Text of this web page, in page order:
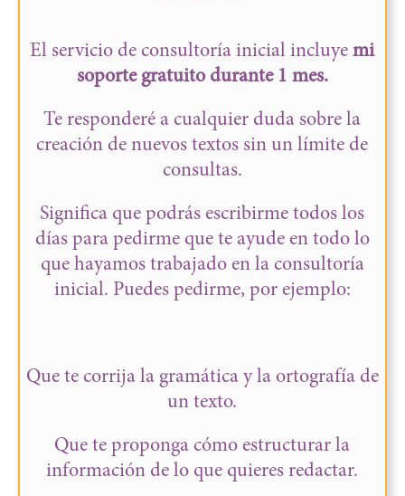
El servicio de consultoría inicial incluyemi
soporte gratuito durante 1 mes.
Te responderé a cualquier duda sobre la
creación de nuevos textos sin un límite de
consultas.
Significa que podrás escribirme todos los
días para pedirme que te ayude en todo lo
que hayamos trabajado en la consultoría
inicial. Puedes pedirme, por ejemplo:
Que te corrija la gramática y la ortografía de
un texto.
Que te proponga cómo estructurar la
información de lo que quieres redactar.